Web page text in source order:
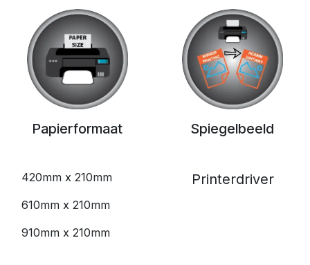
Papierformaat
420mm x 210mm
610mm x 210mm
910mm x 210mm
Spiegelbeeld
Printerdriver